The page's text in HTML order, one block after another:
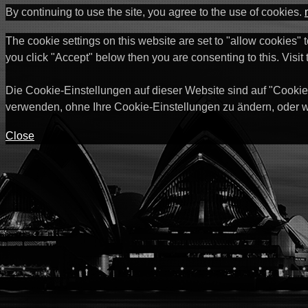
By continuing to use the site, you agree to the use of cookies.
The cookie settings on this website are set to "allow
you click "Accept" below then you are consenting to this. Visit
Die Cookie-Einstellungen auf dieser Website sind auf
verwenden, ohne Ihre Cookie-Einstellungen zu ändern,
Close